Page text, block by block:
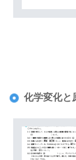
化学変化と